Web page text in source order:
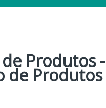
Produtos -
de Produtos